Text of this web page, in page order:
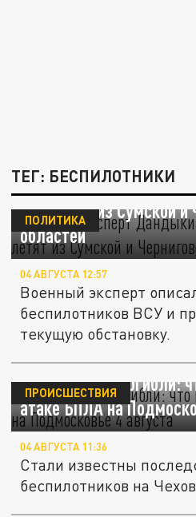
ТЕГ: БЕСПИЛОТНИКИ
Военный эксперт
ВСУ летят из Сумской и
областей
ПОЛИТИКА
04 АВГУСТА 12:57
Военный эксперт
беспилотников ВСУ и
текущую обстановку.
Пять человек погибли:
атаке БПЛА на
ПРОИСШЕСТВИЯ
04 АВГУСТА 11:36
Стали известны
беспилотников на